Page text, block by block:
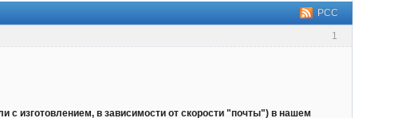
РСС
1
с изготовлением, в зависимости от скорости "почты") в нашем